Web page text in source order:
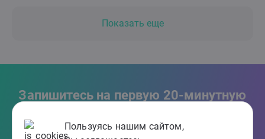
Пользуясь нашим сайтом,
Показать еще
Запишитесь на первую 20-минутную
Заполните форму и специалист свяжется с вами в